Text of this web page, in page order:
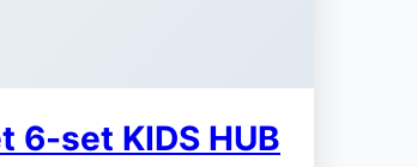
6-set KIDS HUB